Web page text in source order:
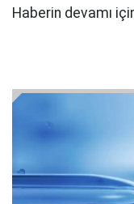
Haberin devamı